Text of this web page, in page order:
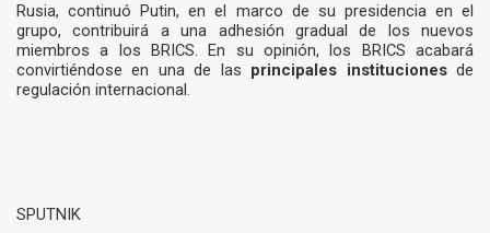
Rusia, continuó Putin, en el marco de su presidencia en el
grupo, contribuirá a una adhesión gradual de los nuevos
miembros a los BRICS. En su opinión, los BRICS acabará
convirtiéndose en una de las principales institucionesde
regulación internacional.
SPUTNIK